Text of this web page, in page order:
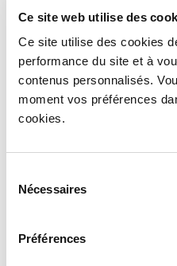
Ce site web utilise des
Ce site utilise des cookies
performance du site et à
contenus personnalisés.
moment vos préférences
cookies.
Nécessaires
Préférences
24160 SAINT MARTIAL